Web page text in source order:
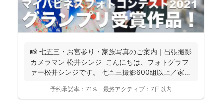
📸 七五三・お宮参り・家族写真のご案内｜出張撮影
カメラマン 松井シンジ こんにちは、フォトグラフ
ァー松井シンジです。 七五三撮影600組以上／家
予約承諾率： 71% 最終アクティブ： 7日以内